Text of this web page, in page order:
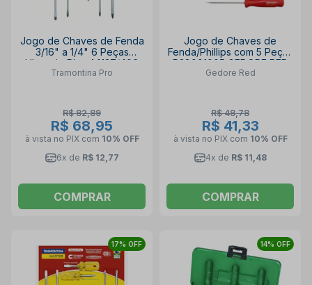
Jogo de Chaves de Fenda
3/16" a 1/4" 6 Peças
Ultragrip Plus 44127/406
TRAMONTINA PRO
Tramontina Pro
R$ 82,89
R$ 68,95
à vista no PIX com 10% OFF
6x de R$ 12,77
COMPRAR
Jogo de Chaves de
Fenda/Phillips com 5 Peças
R38001005 GEDORE RED
Gedore Red
R$ 48,78
R$ 41,33
à vista no PIX com 10% OFF
4x de R$ 11,48
COMPRAR
17% OFF 14% OFF